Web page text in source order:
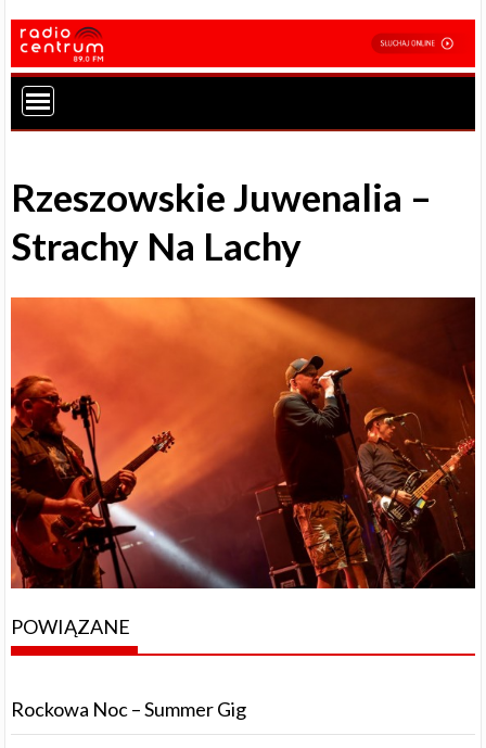
Rzeszowskie Juwenalia –
Strachy Na Lachy
POWIĄZANE
Rockowa Noc – Summer Gig